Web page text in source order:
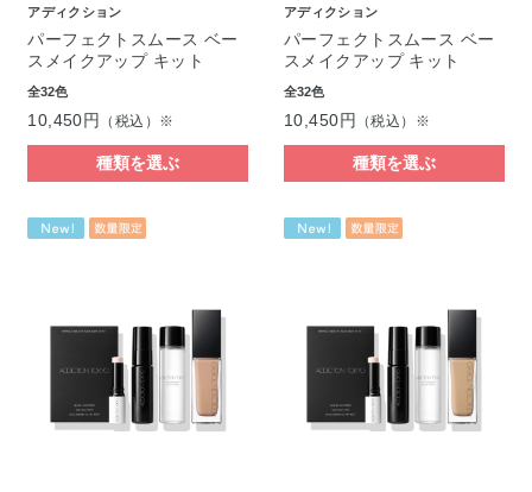
アディクション
パーフェクトスムース ベー
スメイクアップ キット
全32色
10,450円 （税込）※
種類を選ぶ
アディクション
パーフェクトスムース ベー
スメイクアップ キット
全32色
10,450円 （税込）※
種類を選ぶ